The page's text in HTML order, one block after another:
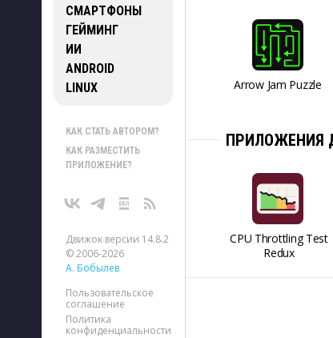
СМАРТФОНЫ
ГЕЙМИНГ
ИИ
ANDROID
LINUX
КАК СТАТЬ АВТОРОМ?
КАК РАЗМЕСТИТЬ
ПРИЛОЖЕНИЕ?
Движок версии 14.8.2
© 2006-2026
А. Бобылев
Пользовательское
соглашение
Политика
конфиденциальности
Arrow Jam Puzzle
ПРИЛОЖЕНИЯ
CPU Throttling Test
Redux